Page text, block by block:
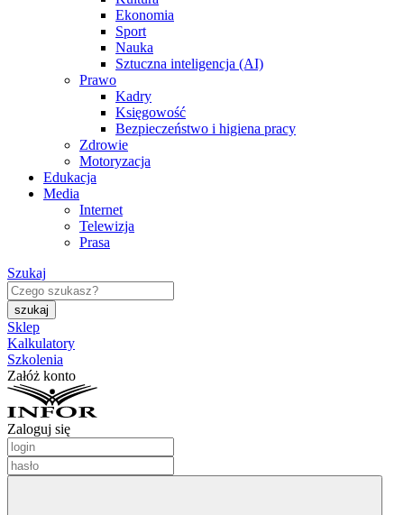
Ekonomia
Sport
Nauka
Sztuczna inteligencja (AI)
Prawo
Kadry
Księgowość
Bezpieczeństwo i higiena pracy
Zdrowie
Motoryzacja
Edukacja
Media
Internet
Telewizja
Prasa
Szukaj
Sklep
Kalkulatory
Szkolenia
Załóż konto
Zaloguj się